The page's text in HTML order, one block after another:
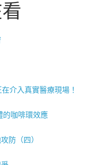
介入真實醫療現場！
的咖啡環效應
防（四）